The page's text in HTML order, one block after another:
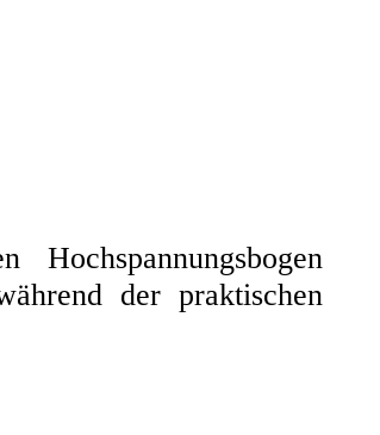
der praktischen